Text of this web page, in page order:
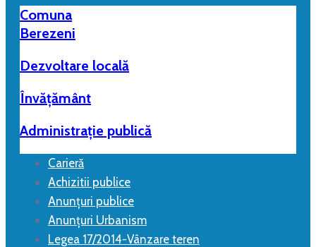
Comuna
Berezeni
Dezvoltare locală
Învățământ
Administrație publică
Carieră
Achizitii publice
Anunțuri publice
Anunțuri Urbanism
Legea 17/2014-Vânzare teren